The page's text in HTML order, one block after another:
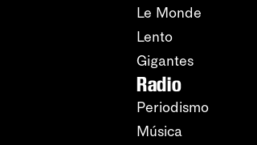
Le Monde
Lento
Gigantes
Radio
Periodismo
Música